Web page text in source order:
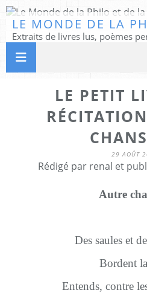
LE PETIT
29 AOÛT
Rédigé par renal et
Autre
Des saules et
Bordent
Entends, contre